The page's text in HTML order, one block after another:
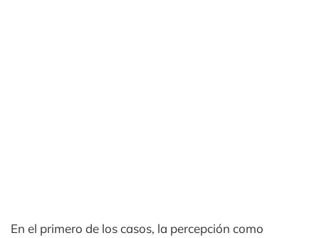
En el primero de los casos, la percepción como